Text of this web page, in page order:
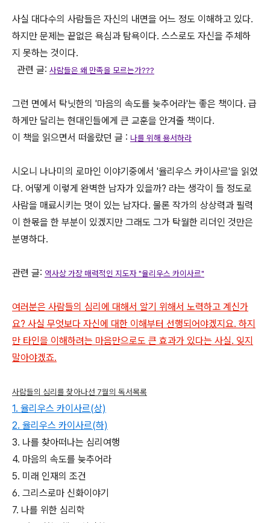
사실 대다수의 사람들은 자신의 내면을 어느 정도 이해하고 있다.
하지만 문제는 끝없은 욕심과 탐욕이다. 스스로도 자신을 주체하
지 못하는 것이다.
관련 글: 사람들은 왜 만족을 모르는가???
그런 면에서 탁닛한의 '마음의 속도를 늦추어라'는 좋은 책이다. 급
하게만 달리는 현대인들에게 큰 교훈을 안겨줄 책이다.
이 책을 읽으면서 떠올랐던 글 : 나를 위해 용서하라
시오니 나나미의 로마인 이야기중에서 '율리우스 카이사르'을 읽었
다. 어떻게 이렇게 완벽한 남자가 있을까? 라는 생각이 들 정도로
사람을 매료시키는 멋이 있는 남자다. 물론 작가의 상상력과 필력
이 한몫을 한 부분이 있겠지만 그래도 그가 탁월한 리더인 것만은
분명하다.
관련 글: 역사상 가장 매력적인 지도자 "율리우스 카이사르"
여러분은 사람들의 심리에 대해서 알기 위해서 노력하고 계신가
요? 사실 무엇보다 자신에 대한 이해부터 선행되어야겠지요. 하지
만 타인을 이해하려는 마음만으로도 큰 효과가 있다는 사실. 잊지
말아야겠죠.
사람들의 심리를 찾아나선 7월의 독서목록
1. 율리우스 카이사르(상)
2. 율리우스 카이사르(하)
3. 나를 찾아떠나는 심리여행
4. 마음의 속도를 늦추어라
5. 미래 인재의 조건
6. 그리스로마 신화이야기
7. 나를 위한 심리학